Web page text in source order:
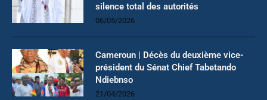
silence total des autorités
06/05/2026
Cameroun | Décès du deuxième vice-
président du Sénat Chief Tabetando
Ndiebnso
21/04/2026